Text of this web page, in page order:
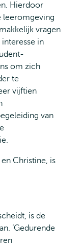
Hierdoor
leeromgeving
vragen
interesse in
om zich
te
vijftien
van
Christine, is
is de
‘Gedurende